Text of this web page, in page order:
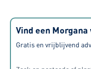
Vind een
Gratis en vrijblijvend